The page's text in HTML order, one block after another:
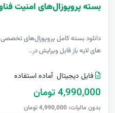
بسته پروپوزال‌های امنیت
دانلود بسته کامل پروپوزال‌های
های لایه باز قابل ویرایش در..
فایل دیجیتال آماده استفاده
4,990,000 تومان
بدون مالیات: 4,990,000 تومان